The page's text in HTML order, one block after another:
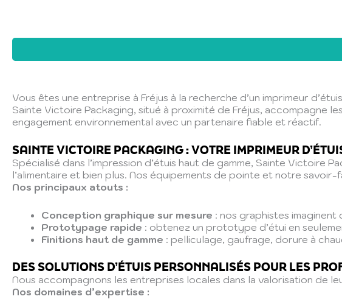
Vous êtes une entreprise à Fréjus à la recherche d’un imprimeur
Sainte Victoire Packaging, situé à proximité de Fréjus, accompagne
engagement environnemental avec un partenaire fiable et réactif.
SAINTE VICTOIRE PACKAGING : VOTRE IMPRIMEUR
Spécialisé dans l’impression d’étuis haut de gamme, Sainte Victoire
l’alimentaire et bien plus. Nos équipements de pointe et notre
Nos principaux atouts :
Conception graphique sur mesure : nos graphistes imaginent
Prototypage rapide : obtenez un prototype d’étui en
Finitions haut de gamme : pelliculage, gaufrage, dorure à
DES SOLUTIONS D’ÉTUIS PERSONNALISÉS POUR LES
Nous accompagnons les entreprises locales dans la valorisation de
Nos domaines d’expertise :